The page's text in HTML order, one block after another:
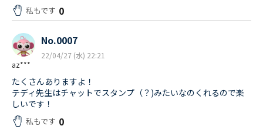
私もです 0
az***
No.0007
22/04/27 (水) 22:21
たくさんありますよ！
テディ先生はチャットでスタンプ（？)みたいなのくれるので楽
しいです！
私もです 0